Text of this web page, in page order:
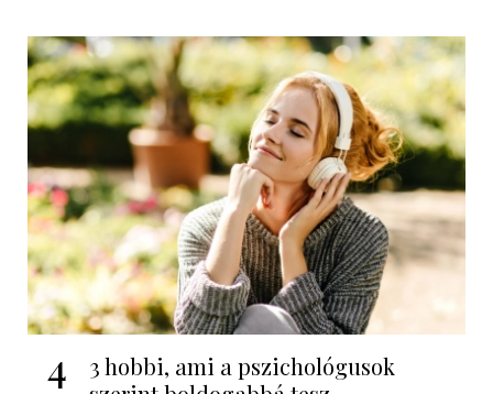
4
3 hobbi, ami a pszichológusok